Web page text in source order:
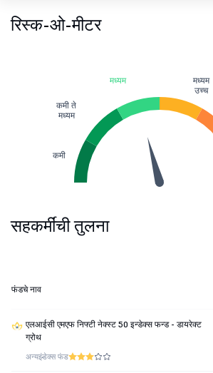
रिस्क-ओ-मीटर
कमी
कमी ते
मध्यम
मध्यम
मध्यम
उच्च
सहकर्मींची तुलना
फंडचे नाव
एलआईसी एमएफ निफ्टी नेक्स्ट 50 इन्डेक्स फन्ड - डायरेक्ट
ग्रोथ
अन्यइंडेक्स फंड